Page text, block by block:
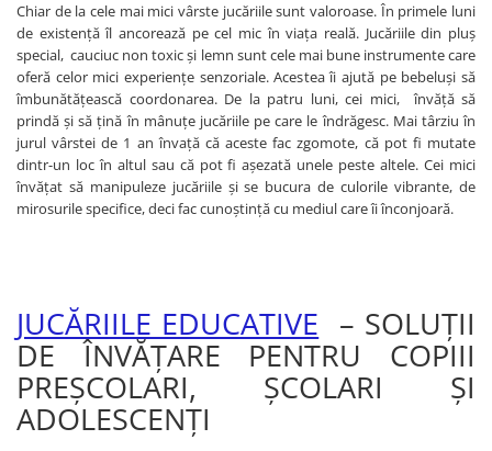
Magni
Majorette
Marionette
MemoRace
Mentari
MillaMinis
Play Doh
PolarB by Viga
Progarden
Chiar de la cele mai mici vârste jucăriile sunt valoroase. În primele luni
de existență îl ancorează pe cel mic în viaţa reală. Jucăriile din pluş
special, cauciuc non toxic şi lemn sunt cele mai bune instrumente care
oferă celor mici experiențe senzoriale. Acestea îi ajută pe bebeluși să
îmbunătăţească coordonarea. De la patru luni, cei mici, învăţă să
prindă şi să ţină în mânuţe jucăriile pe care le îndrăgesc. Mai târziu în
jurul vârstei de 1 an învaţă că aceste fac zgomote, că pot fi mutate
dintr-un loc în altul sau că pot fi aşezată unele peste altele. Cei mici
învăţat să manipuleze jucăriile şi se bucura de culorile vibrante, de
mirosurile specifice, deci fac cunoştinţă cu mediul care îi înconjoară.
JUCĂRIILE EDUCATIVE – SOLUŢII
DE ÎNVĂŢARE PENTRU COPIII
PREŞCOLARI, ŞCOLARI ŞI
ADOLESCENŢI